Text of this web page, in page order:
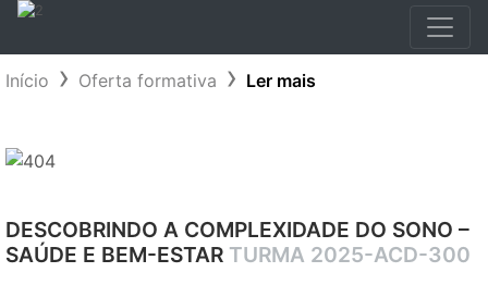
Início Oferta formativa Ler mais
DESCOBRINDO A COMPLEXIDADE DO SONO –
SAÚDE E BEM-ESTAR TURMA 2025-ACD-300